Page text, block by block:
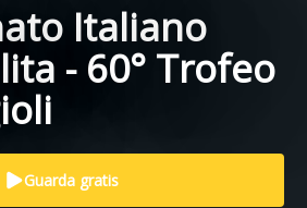
Italiano
- 60° Trofeo
Guarda gratis